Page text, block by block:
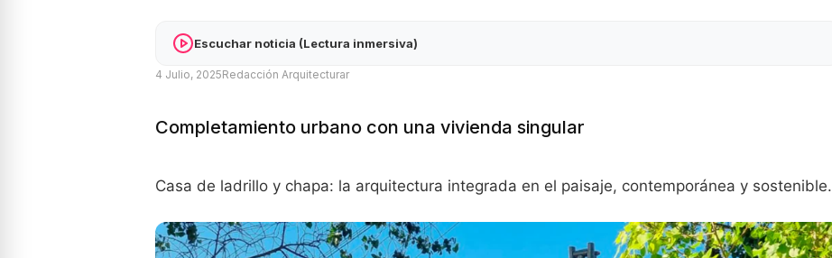
Escuchar noticia (Lectura inmersiva)
4 Julio, 2025Redacción Arquitecturar
Completamiento urbano con una vivienda singular
Casa de ladrillo y chapa: la arquitectura integrada en el paisaje, contemporánea y sostenible.